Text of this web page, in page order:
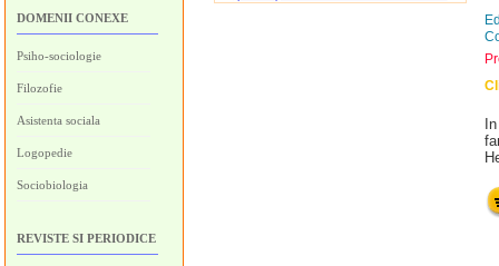
DOMENII CONEXE
Psiho-sociologie
Filozofie
Asistenta sociala
Logopedie
Sociobiologia
REVISTE SI PERIODICE